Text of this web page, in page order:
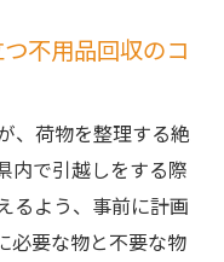
不用品回収のコ
、荷物を整理する絶
内で引越しをする際
るよう、事前に計画
必要な物と不要な物